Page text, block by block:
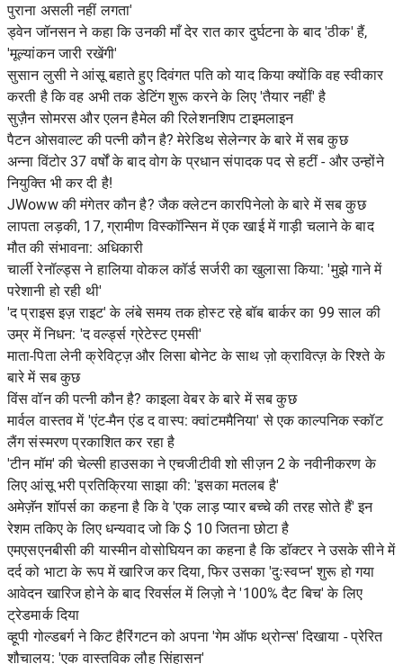
पुराना असली नहीं लगता'
ड्वेन जॉनसन ने कहा कि उनकी माँ देर रात कार दुर्घटना के बाद 'ठीक' हैं,
'मूल्यांकन जारी रखेंगी'
सुसान लुसी ने आंसू बहाते हुए दिवंगत पति को याद किया क्योंकि वह स्वीकार
करती है कि वह अभी तक डेटिंग शुरू करने के लिए 'तैयार नहीं' है
सुज़ैन सोमरस और एलन हैमेल की रिलेशनशिप टाइमलाइन
पैटन ओसवाल्ट की पत्नी कौन है? मेरेडिथ सेलेन्गर के बारे में सब कुछ
अन्ना विंटोर 37 वर्षों के बाद वोग के प्रधान संपादक पद से हटीं - और उन्होंने
नियुक्ति भी कर दी है!
JWoww की मंगेतर कौन है? जैक क्लेटन कारपिनेलो के बारे में सब कुछ
लापता लड़की, 17, ग्रामीण विस्कॉन्सिन में एक खाई में गाड़ी चलाने के बाद
मौत की संभावना: अधिकारी
चार्ली रेनॉल्ड्स ने हालिया वोकल कॉर्ड सर्जरी का खुलासा किया: 'मुझे गाने में
परेशानी हो रही थी'
'द प्राइस इज़ राइट' के लंबे समय तक होस्ट रहे बॉब बार्कर का 99 साल की
उम्र में निधन: 'द वर्ल्ड्स ग्रेटेस्ट एमसी'
माता-पिता लेनी क्रेविट्ज़ और लिसा बोनेट के साथ ज़ो क्रावित्ज़ के रिश्ते के
बारे में सब कुछ
विंस वॉन की पत्नी कौन है? काइला वेबर के बारे में सब कुछ
मार्वल वास्तव में 'एंट-मैन एंड द वास्प: क्वांटममैनिया' से एक काल्पनिक स्कॉट
लैंग संस्मरण प्रकाशित कर रहा है
'टीन मॉम' की चेल्सी हाउसका ने एचजीटीवी शो सीज़न 2 के नवीनीकरण के
लिए आंसू भरी प्रतिक्रिया साझा की: 'इसका मतलब है'
अमेज़ॅन शॉपर्स का कहना है कि वे 'एक लाड़ प्यार बच्चे की तरह सोते हैं' इन
रेशम तकिए के लिए धन्यवाद जो कि $ 10 जितना छोटा है
एमएसएनबीसी की यास्मीन वोसोघियन का कहना है कि डॉक्टर ने उसके सीने में
दर्द को भाटा के रूप में खारिज कर दिया, फिर उसका 'दुःस्वप्न' शुरू हो गया
आवेदन खारिज होने के बाद रिवर्सल में लिज़ो ने '100% दैट बिच' के लिए
ट्रेडमार्क दिया
व्हूपी गोल्डबर्ग ने किट हैरिंगटन को अपना 'गेम ऑफ थ्रोन्स' दिखाया - प्रेरित
शौचालय: 'एक वास्तविक लौह सिंहासन'